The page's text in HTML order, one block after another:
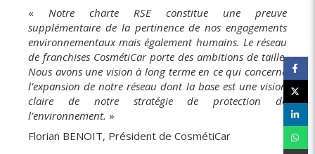
« Notre charte RSE constitue une preuve
supplémentaire de la pertinence de nos engagements
environnementaux mais également humains. Le réseau
de franchises CosmétiCar porte des ambitions de taille.
Nous avons une vision à long terme en ce qui concerne
l’expansion de notre réseau dont la base est une vision
claire de notre stratégie de protection de
l’environnement. »
Florian BENOIT, Président de CosmétiCar